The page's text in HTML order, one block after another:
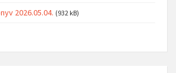
2026.05.04. (932 kB)